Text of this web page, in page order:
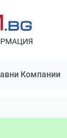
Компании